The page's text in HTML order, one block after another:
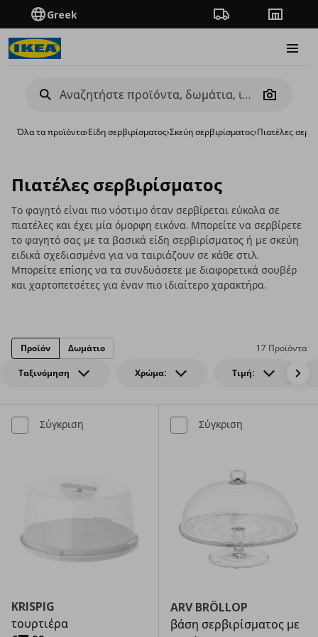
Greek Πορεία παραγγελίας
Camera
Όλα τα προϊόντα›Είδη σερβιρίσματος›Σκεύη σερβιρίσματος›Πιατέλες
Πιατέλες σερβιρίσματος
Το φαγητό είναι πιο νόστιμο όταν σερβίρεται εύκολα σε
πιατέλες και έχει μία όμορφη εικόνα. Μπορείτε να σερβίρετε
το φαγητό σας με τα βασικά είδη σερβιρίσματος ή με σκεύη
ειδικά σχεδιασμένα για να ταιριάζουν σε κάθε στιλ.
Μπορείτε επίσης να τα συνδυάσετε με διαφορετικά σουβέρ
και χαρτοπετσέτες για έναν πιο ιδιαίτερο χαρακτήρα.
Ταξινόμηση Χρώμα: Τιμή:
17 Προϊόντα
Προϊόν Δωμάτιο
Σύγκριση
KRISPIG
τουρτιέρα
Σύγκριση
ARV BRÖLLOP
βάση σερβιρίσματος με